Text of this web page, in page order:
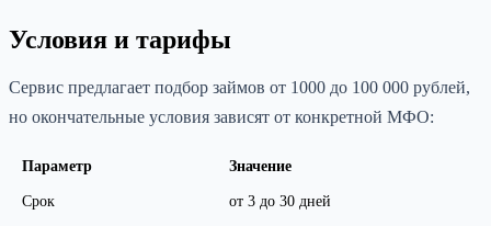
Условия и тарифы
Сервис предлагает подбор займов от 1000 до 100 000 рублей,
но окончательные условия зависят от конкретной МФО:
Параметр Значение
Срок от 3 до 30 дней